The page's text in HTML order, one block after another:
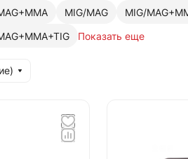
MIG/MAG MIG/
Показать еще